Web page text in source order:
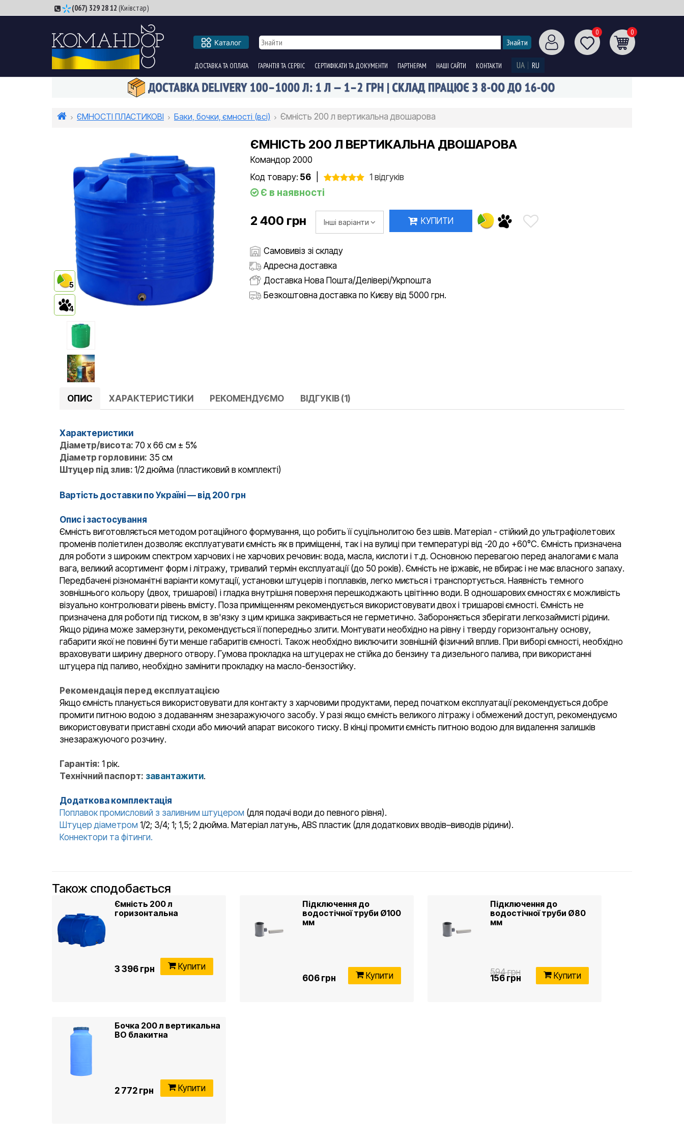
(067) 329 28 12 (Київстар)
Каталог
0 0
ДОСТАВКА ТА ОПЛАТА ГАРАНТІЯ ТА СЕРВІС СЕРТИФІКАТИ ТА ДОКУМЕНТИ ПАРТНЕРАМ НАШІ САЙТИ КОНТАКТИ UA RU
ЄМНОСТІ ПЛАСТИКОВІ Баки, бочки, ємності (всі) Ємність 200 л вертикальна двошарова
5
4
ЄМНІСТЬ 200 Л ВЕРТИКАЛЬНА ДВОШАРОВА
Командор 2000
Код товару: 56 1 відгуків
Є в наявності
2 400 грн Інші варіанти КУПИТИ
Самовивіз зі складу
Адресна доставка
Доставка Нова Пошта/Делівері/Укрпошта
Безкоштовна доставка по Києву від 5000 грн.
ОПИС ХАРАКТЕРИСТИКИ РЕКОМЕНДУЄМО ВІДГУКІВ (1)
Характеристики
Діаметр/висота: 70 x 66 см ± 5%
Діаметр горловини: 35 см
Штуцер під злив: 1/2 дюйма (пластиковий в комплекті)
Вартість доставки по Україні — від 200 грн
Опис і застосування
Ємність виготовляється методом ротаційного формування, що робить її суцільнолитою без швів. Матеріал - стійкий до ультрафіолетових
променів поліетилен дозволяє експлуатувати ємність як в приміщенні, так і на вулиці при температурі від -20 до +60°C. Ємність призначена
для роботи з широким спектром харчових і не харчових речовин: вода, масла, кислоти і т.д. Основною перевагою перед аналогами є мала
вага, великий асортимент форм і літражу, тривалий термін експлуатації (до 50 років). Ємність не іржавіє, не вбирає і не має власного запаху.
Передбачені різноманітні варіанти комутації, установки штуцерів і поплавків, легко миється і транспортується. Наявність темного
зовнішнього кольору (двох, тришарові) і гладка внутрішня поверхня перешкоджають цвітінню води. В одношарових ємностях є можливість
візуально контролювати рівень вмісту. Поза приміщенням рекомендується використовувати двох і тришарові ємності. Ємність не
призначена для роботи під тиском, в зв'язку з цим кришка закривається не герметично. Забороняється зберігати легкозаймисті рідини.
Якщо рідина може замерзнути, рекомендується її попередньо злити. Монтувати необхідно на рівну і тверду горизонтальну основу,
габарити якої не повинні бути менше габаритів ємності. Також необхідно виключити зовнішній фізичний вплив. При виборі ємності, необхідно
враховувати ширину дверного отвору. Гумова прокладка на штуцерах не стійка до бензину та дизельного палива, при використанні
штуцера під паливо, необхідно замінити прокладку на масло-бензостійку.
Рекомендація перед експлуатацією
Якщо ємність планується використовувати для контакту з харчовими продуктами, перед початком експлуатації рекомендується добре
промити питною водою з додаванням знезаражуючого засобу. У разі якщо ємність великого літражу і обмежений доступ, рекомендуємо
використовувати приставні сходи або миючий апарат високого тиску. В кінці промити ємність питною водою для видалення залишків
знезаражуючого розчину.
Гарантія: 1 рік.
Технічний паспорт: завантажити.
Додаткова комплектація
Поплавок промисловий з заливним штуцером (для подачі води до певного рівня).
Штуцер діаметром 1/2; 3/4; 1; 1,5; 2 дюйма. Матеріал латунь, ABS пластик (для додаткових вводів–виводів рідини).
Коннектори та фітинги.
Також сподобається
Ємність 200 л
горизонтальна
3 396 грн Купити
Підключення до
водостічної труби Ø100
мм
606 грн Купити
Підключення до
водостічної труби Ø80
мм
156 грн
594 грн Купити
Бочка 200 л вертикальна
ВО блакитна
2 772 грн Купити